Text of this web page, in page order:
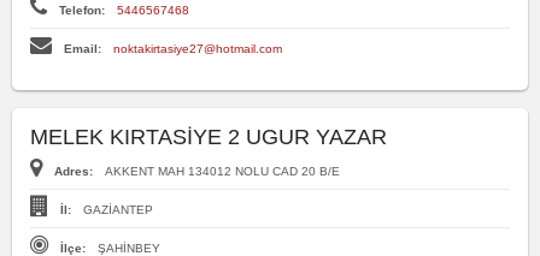
Telefon: 5446567468
Email: noktakirtasiye27@hotmail.com
MELEK KIRTASİYE 2 UGUR YAZAR
Adres: AKKENT MAH 134012 NOLU CAD 20 B/E
İl: GAZİANTEP
İlçe: ŞAHİNBEY